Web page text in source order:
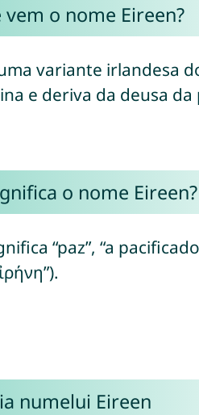
vem o nome Eireen?
variante irlandesa
e deriva da deusa
o nome Eireen?
“paz”, “a
numelui Eireen